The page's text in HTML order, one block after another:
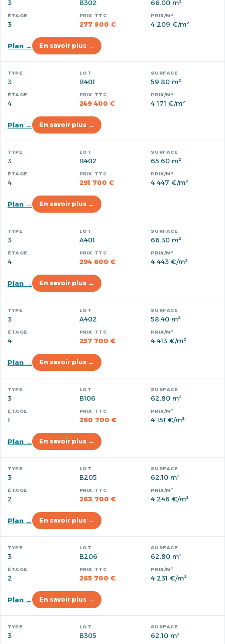
3 B302 66.00 m²
3 277 800 € 4 209 €/m²
Plan → En savoir plus →
3 B401 59.80 m²
4 249 400 € 4 171 €/m²
Plan → En savoir plus →
3 B402 65.60 m²
4 291 700 € 4 447 €/m²
Plan → En savoir plus →
3 A401 66.30 m²
4 294 600 € 4 443 €/m²
Plan → En savoir plus →
3 A402 58.40 m²
4 257 700 € 4 413 €/m²
Plan → En savoir plus →
3 B106 62.80 m²
1 260 700 € 4 151 €/m²
Plan → En savoir plus →
3 B205 62.10 m²
2 263 700 € 4 246 €/m²
Plan → En savoir plus →
3 B206 62.80 m²
2 265 700 € 4 231 €/m²
Plan → En savoir plus →
3 B305 62.10 m²